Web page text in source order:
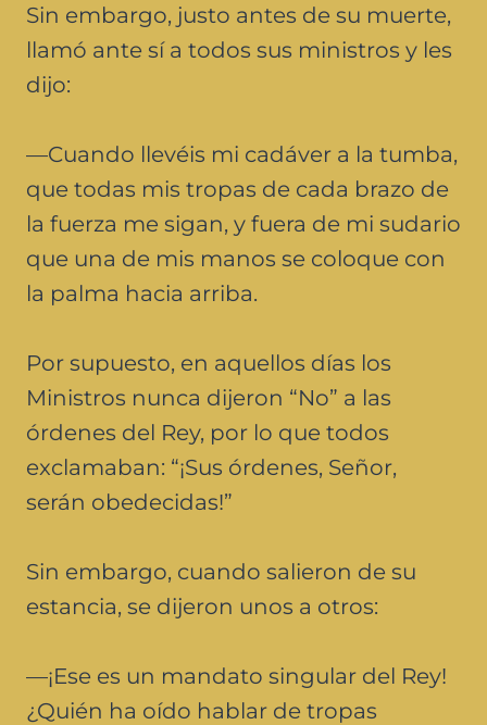
Sin embargo, justo antes de su muerte,
llamó ante sí a todos sus ministros y les
dijo:
—Cuando llevéis mi cadáver a la tumba,
que todas mis tropas de cada brazo de
la fuerza me sigan, y fuera de mi sudario
que una de mis manos se coloque con
la palma hacia arriba.
Por supuesto, en aquellos días los
Ministros nunca dijeron “No” a las
órdenes del Rey, por lo que todos
exclamaban: “¡Sus órdenes, Señor,
serán obedecidas!”
Sin embargo, cuando salieron de su
estancia, se dijeron unos a otros:
—¡Ese es un mandato singular del Rey!
¿Quién ha oído hablar de tropas